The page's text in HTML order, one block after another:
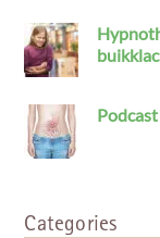
Categories